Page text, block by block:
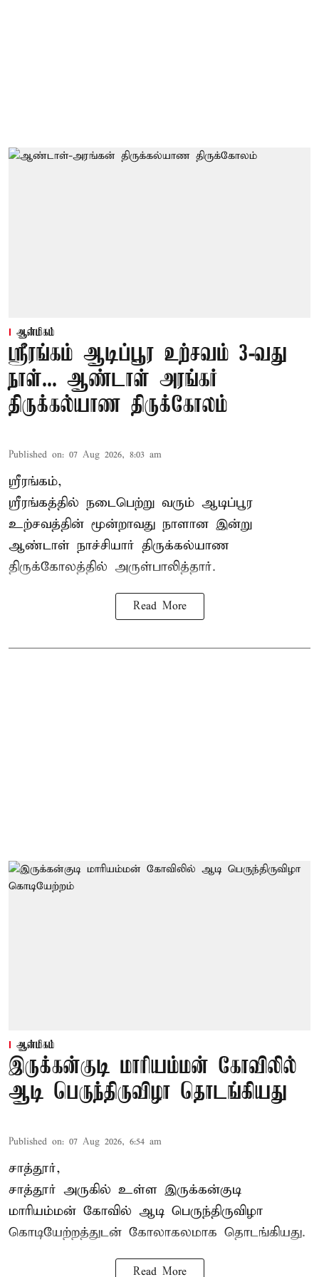
ஆன்மிகம்
ஸ்ரீரங்கம் ஆடிப்பூர உற்சவம் 3-வது
நாள்... ஆண்டாள் அரங்கர்
திருக்கல்யாண திருக்கோலம்
Published on: 07 Aug 2026, 8:03 am
ஸ்ரீரங்கம்,
ஸ்ரீரங்கத்தில் நடைபெற்று வரும் ஆடிப்பூர
உற்சவத்தின் மூன்றாவது நாளான இன்று
ஆண்டாள் நாச்சியார் திருக்கல்யாண
திருக்கோலத்தில் அருள்பாலித்தார்.
Read More
ஆன்மிகம்
இருக்கன்குடி மாரியம்மன் கோவிலில்
ஆடி பெருந்திருவிழா தொடங்கியது
Published on: 07 Aug 2026, 6:54 am
சாத்தூர்,
சாத்தூர் அருகில் உள்ள இருக்கன்குடி
மாரியம்மன் கோவில் ஆடி பெருந்திருவிழா
கொடியேற்றத்துடன் கோலாகலமாக தொடங்கியது.
Read More